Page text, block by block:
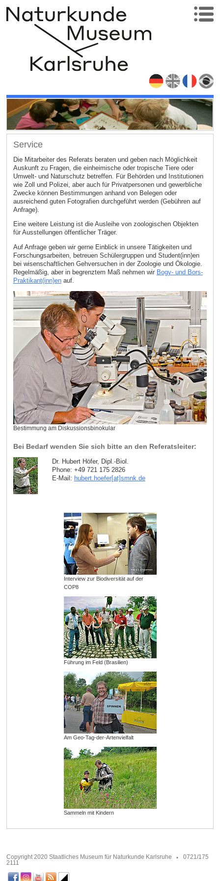
Service
Die Mitarbeiter des Referats beraten und geben nach Möglichkeit
Auskunft zu Fragen, die einheimische oder tropische Tiere oder
Umwelt- und Naturschutz betreffen. Für Behörden und Institutionen
wie Zoll und Polizei, aber auch für Privatpersonen und gewerbliche
Zwecke können Bestimmungen anhand von Belegen oder
ausreichend guten Fotografien durchgeführt werden (Gebühren auf
Anfrage).
Eine weitere Leistung ist die Ausleihe von zoologischen Objekten
für Ausstellungen öffentlicher Träger.
Auf Anfrage geben wir gerne Einblick in unsere Tätigkeiten und
Forschungsarbeiten, betreuen Schülergruppen und Student(inn)en
bei wisenschaftlichen Gehversuchen in der Zoologie und Ökologie.
Regelmäßig, aber in begrenztem Maß nehmen wir Bogy- und Bors-
Praktikant(inn)enauf.
Bestimmung am Diskussionsbinokular
Bei Bedarf wenden Sie sich bitte an den Referatsleiter:
Dr. Hubert Höfer, Dipl.-Biol.
Phone: +49 721 175 2826
E-Mail: hubert.hoefer[at]smnk de
Interview zur Biodiversität auf der
COP8
Führung im Feld (Brasilien)
Am Geo-Tag-der-Artenvielfalt
Sammeln mit Kindern
Copyright 2020 Staatliches Museum für Naturkunde Karlsruhe
0721/175
2111